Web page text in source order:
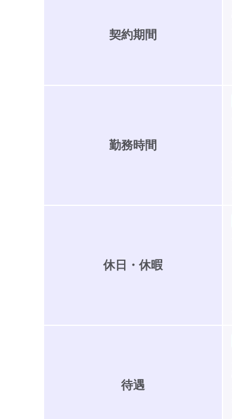
契約期間
勤務時間
休日・休暇
待遇